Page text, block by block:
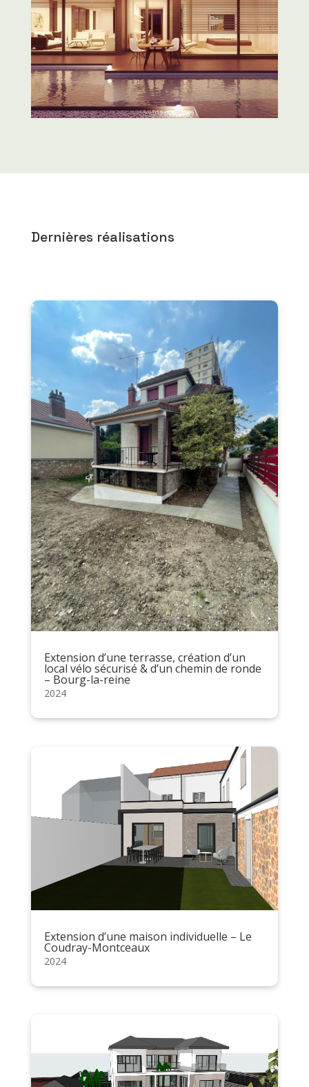
Dernières réalisations
Extension d’une terrasse, création d’un
local vélo sécurisé & d’un chemin de ronde
– Bourg-la-reine
2024
Extension d’une maison individuelle – Le
Coudray-Montceaux
2024